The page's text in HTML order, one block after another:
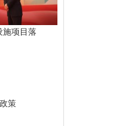
施项目落
策